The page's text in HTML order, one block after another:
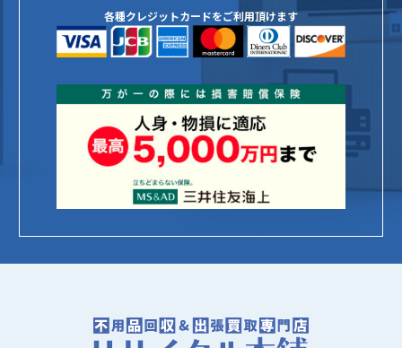
各種クレジットカードをご利用頂けます